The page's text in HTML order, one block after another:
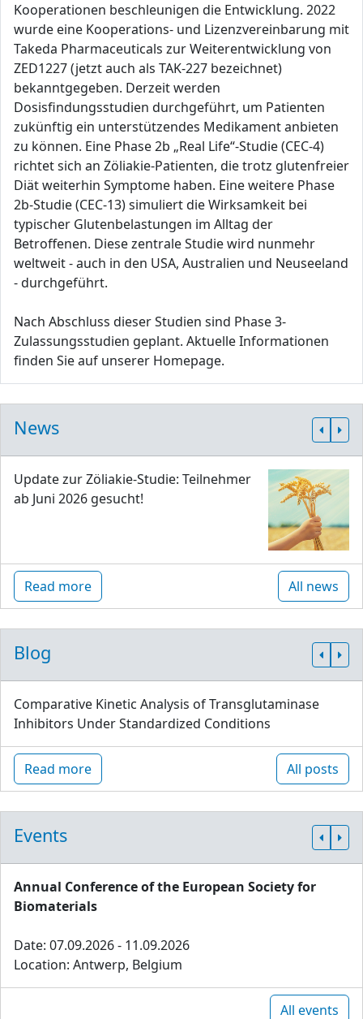
Kooperationen beschleunigen die Entwicklung. 2022
wurde eine Kooperations- und Lizenzvereinbarung mit
Takeda Pharmaceuticals zur Weiterentwicklung von
ZED1227 (jetzt auch als TAK-227 bezeichnet)
bekanntgegeben. Derzeit werden
Dosisfindungsstudien durchgeführt, um Patienten
zukünftig ein unterstützendes Medikament anbieten
zu können. Eine Phase 2b „Real Life“-Studie (CEC-4)
richtet sich an Zöliakie-Patienten, die trotz glutenfreier
Diät weiterhin Symptome haben. Eine weitere Phase
2b-Studie (CEC-13) simuliert die Wirksamkeit bei
typischer Glutenbelastungen im Alltag der
Betroffenen. Diese zentrale Studie wird nunmehr
weltweit - auch in den USA, Australien und Neuseeland
- durchgeführt.
Nach Abschluss dieser Studien sind Phase 3-
Zulassungsstudien geplant. Aktuelle Informationen
finden Sie auf unserer Homepage.
News
Update zur Zöliakie-Studie: Teilnehmer
ab Juni 2026 gesucht!
Read more All news
Blog
Comparative Kinetic Analysis of Transglutaminase
Inhibitors Under Standardized Conditions
Read more All posts
Events
Annual Conference of the European Society for
Biomaterials
Date: 07.09.2026 - 11.09.2026
Location: Antwerp, Belgium
All events